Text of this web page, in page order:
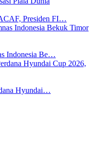
Presiden FI…
Indonesia Be…
Hyundai…